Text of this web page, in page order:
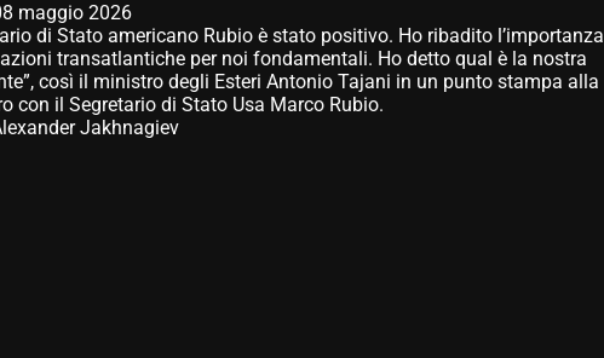
maggio 2026
di Stato americano Rubio è stato positivo. Ho ribadito l’importanza
transatlantiche per noi fondamentali. Ho detto qual è la nostra
così il ministro degli Esteri Antonio Tajani in un punto stampa alla
con il Segretario di Stato Usa Marco Rubio.
Jakhnagiev